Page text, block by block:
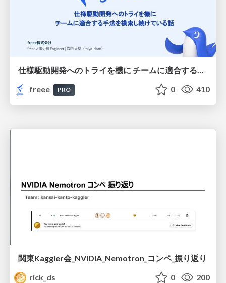
freee
PRO 0 410
関東Kaggler会_NVIDIA_Nemotron_コンペ_振り返り
rick_ds
0 200